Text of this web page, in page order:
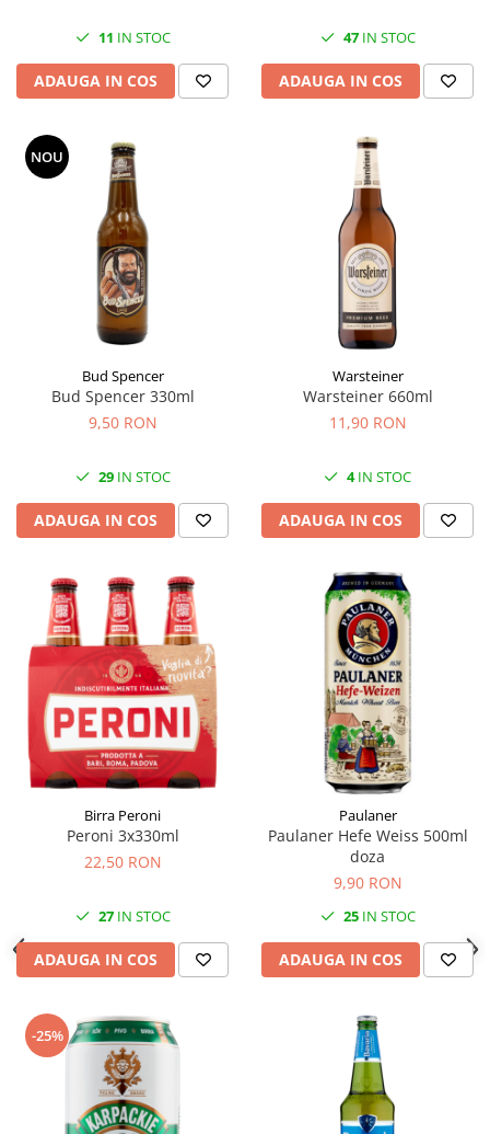
11 IN STOC
ADAUGA IN COS
47IN STOC
ADAUGA IN COS
NOU
Bud Spencer
Bud Spencer 330ml
9,50 RON
29IN STOC
ADAUGA IN COS
Warsteiner
Warsteiner 660ml
11,90 RON
4IN STOC
ADAUGA IN COS
Birra Peroni
Peroni 3x330ml
22,50 RON
27IN STOC
ADAUGA IN COS
Paulaner
Paulaner Hefe Weiss 500ml
doza
9,90 RON
25IN STOC
ADAUGA IN COS
-25%